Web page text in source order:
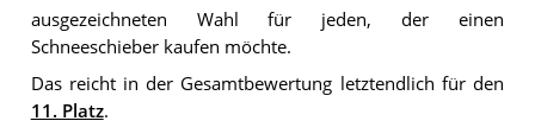
ausgezeichneten Wahl für jeden, der einen
Schneeschieber kaufen möchte.
Das reicht in der Gesamtbewertung letztendlich für den
11. Platz.